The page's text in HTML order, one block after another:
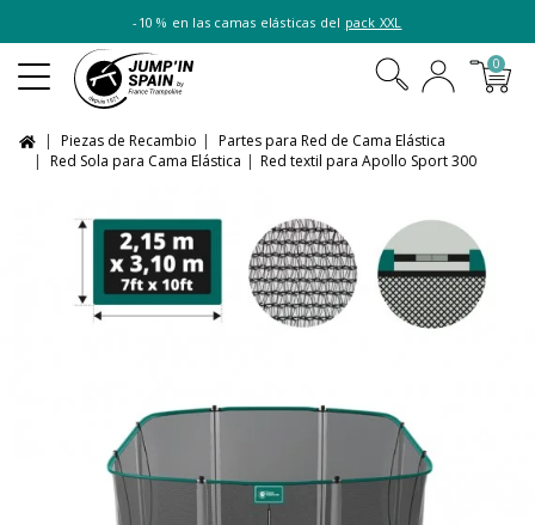
-10 % en las camas elásticas del pack XXL
0
Piezas de Recambio
Partes para Red de Cama Elástica
Red Sola para Cama Elástica
Red textil para Apollo Sport 300